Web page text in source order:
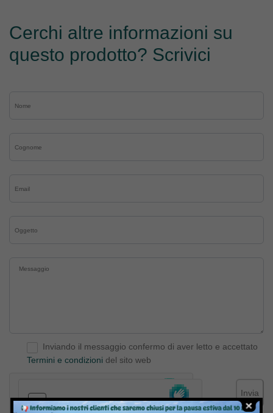
Cerchi altre informazioni su
questo prodotto? Scrivici
Inviando il messaggio confermo di aver letto e accettato
Termini e condizioni del sito web
Invia